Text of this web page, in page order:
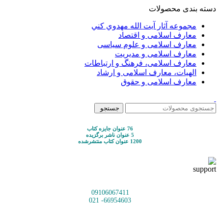
دسته بندی محصولات
مجموعه آثار آيت الله مهدوي كني
معارف اسلامی و اقتصاد
معارف اسلامی و علوم سیاسی
معارف اسلامی و مدیریت
معارف اسلامی، فرهنگ و ارتباطات
الهیات، معارف اسلامی و ارشاد
معارف اسلامی و حقوق
جستجو
76 عنوان جایزه کتاب
5 عنوان ناشر برگزیده
1200 عنوان کتاب منتشرشده
09106067411
66954603- 021